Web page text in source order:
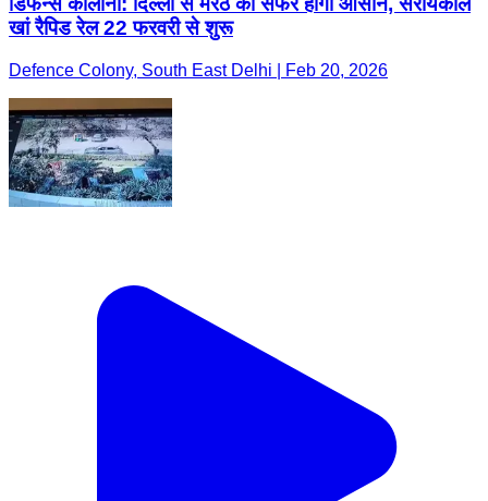
खां रैपिड रेल 22 फरवरी से शुरू
Defence Colony, South East Delhi | Feb 20, 2026